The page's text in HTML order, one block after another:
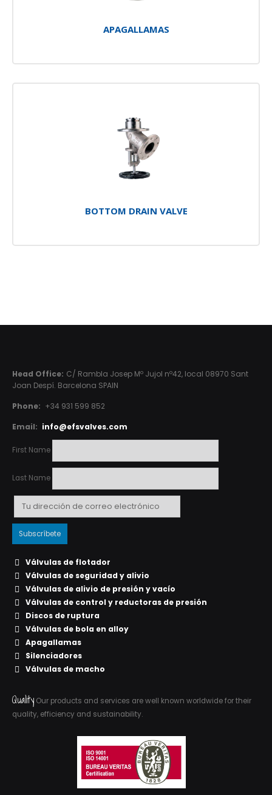
APAGALLAMAS
BOTTOM DRAIN VALVE
Head Office: C/ Rambla Josep Mº Jujol nº42, local 08970 Sant
Joan Despí. Barcelona SPAIN
Phone: +34 931 599 852
Email: info@efsvalves.com
First Name
Last Name
Válvulas de flotador
Válvulas de seguridad y alivio
Válvulas de alivio de presión y vacío
Válvulas de control y reductoras de presión
Discos de ruptura
Válvulas de bola en alloy
Apagallamas
Silenciadores
Válvulas de macho
Quality Our products and services are well known worldwide for their
quality, efficiency and sustainability.